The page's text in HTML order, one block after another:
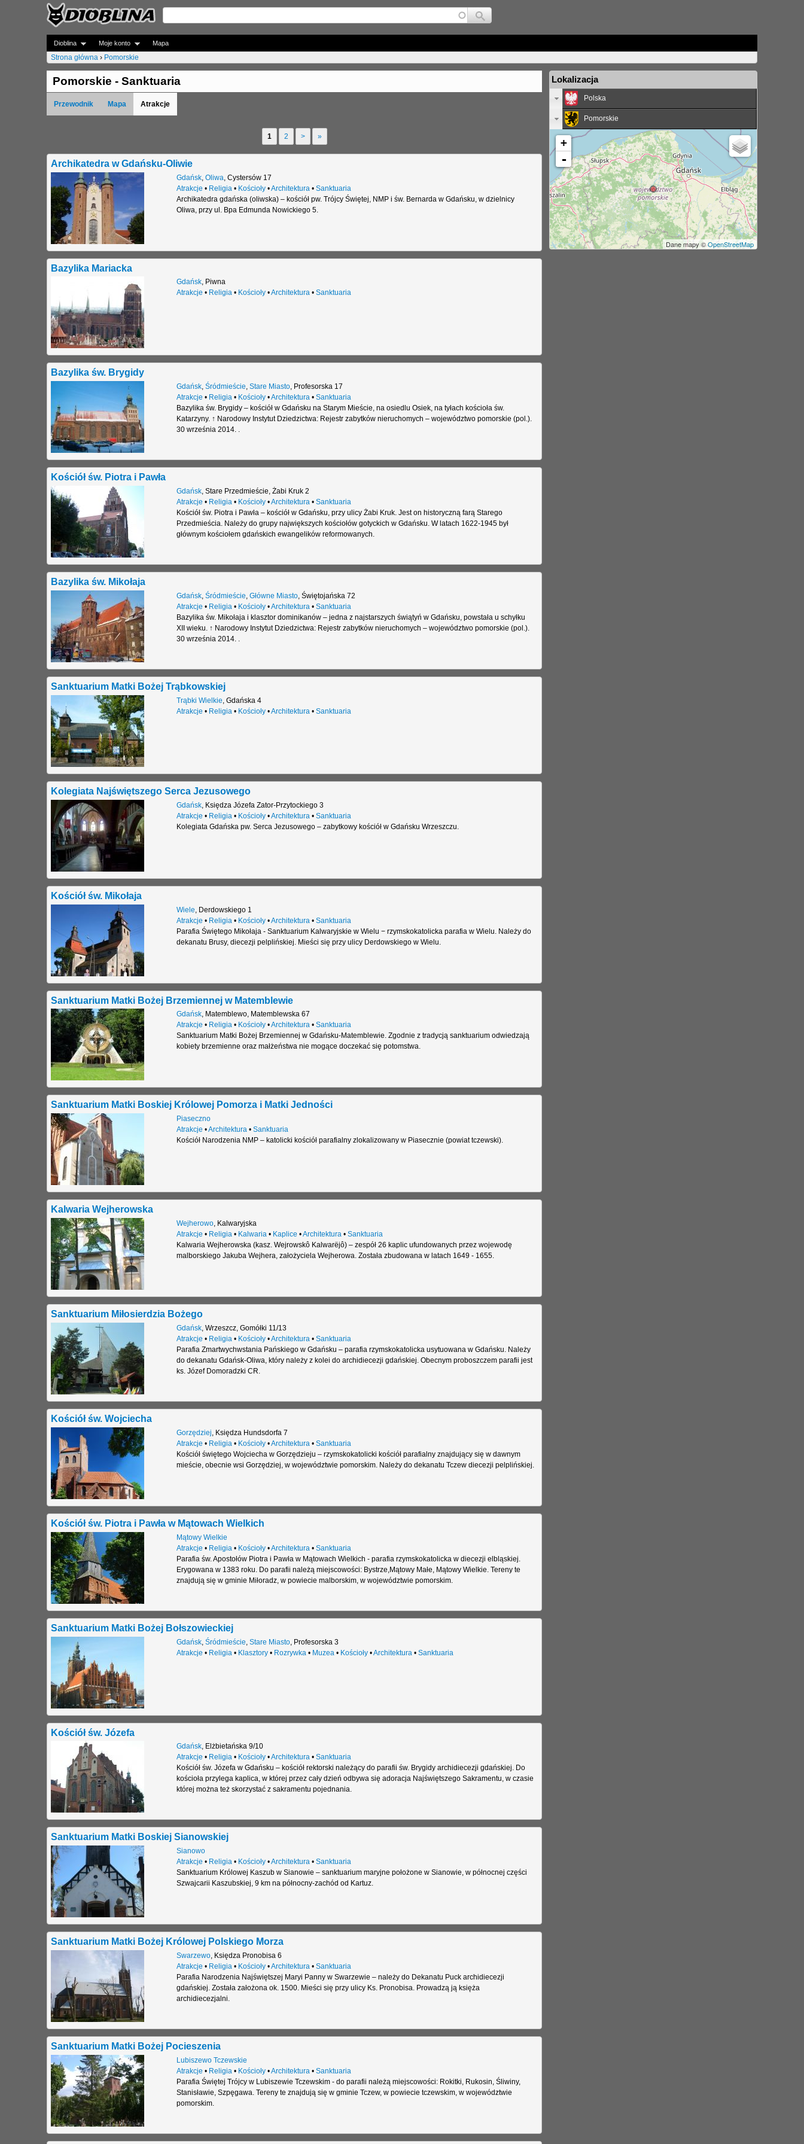
Jump to navigation
Dioblina Moje konto Mapa
J
e
s
ś
t
u
t
a
j
Strona główna › Pomorskie
Pomorskie - Sanktuaria
Przewodnik Mapa Atrakcje
t
o
n
y
1 2 > »
Archikatedra w Gdańsku-Oliwie
Gdańsk, Oliwa Cystersów 17
Atrakcje • Religia • Kościoły•Architektura • Sanktuaria
Archikatedra gdańska (oliwska) – kościół pw. Trójcy Świętej, NMP i św. Bernarda w Gdańsku, w dzielnicy
Oliwa, przy ul. Bpa Edmunda Nowickiego 5.
Bazylika Mariacka
Gdańsk, Piwna
Atrakcje • Religia• Kościoły•Architektura• Sanktuaria
Bazylika św. Brygidy
Gdańsk, Śródmieście, Stare Miasto, Profesorska 17
Atrakcje • Religia• Kościoły•Architektura• Sanktuaria
Bazylika św. Brygidy – kościół w Gdańsku na Starym Mieście, na osiedlu Osiek, na tyłach kościoła św.
Katarzyny. ↑ Narodowy Instytut Dziedzictwa: Rejestr zabytków nieruchomych – województwo pomorskie (pol.).
30 września 2014. .
Kościół św. Piotra i Pawła
Gdańsk, Stare Przedmieście, Żabi Kruk 2
Atrakcje • Religia• Kościoły•Architektura• Sanktuaria
Kościół św. Piotra i Pawła – kościół w Gdańsku, przy ulicy Żabi Kruk. Jest on historyczną farą Starego
Przedmieścia. Należy do grupy największych kościołów gotyckich w Gdańsku. W latach 1622-1945 był
głównym kościołem gdańskich ewangelików reformowanych.
Bazylika św. Mikołaja
Gdańsk, Śródmieście, Główne Miasto, Świętojańska 72
Atrakcje • Religia• Kościoły•Architektura• Sanktuaria
Bazylika św. Mikołaja i klasztor dominikanów – jedna z najstarszych świątyń w Gdańsku, powstała u schyłku
XII wieku. ↑ Narodowy Instytut Dziedzictwa: Rejestr zabytków nieruchomych – województwo pomorskie (pol.).
30 września 2014. .
Sanktuarium Matki Bożej Trąbkowskiej
Trąbki Wielkie, Gdańska 4
Atrakcje • Religia• Kościoły•Architektura• Sanktuaria
Kolegiata Najświętszego Serca Jezusowego
Gdańsk, Księdza Józefa Zator-Przytockiego 3
Atrakcje • Religia • Kościoły•Architektura • Sanktuaria
Kolegiata Gdańska pw. Serca Jezusowego – zabytkowy kościół w Gdańsku Wrzeszczu.
Kościół św. Mikołaja
Wiele Derdowskiego 1
Atrakcje • Religia • Kościoły•Architektura • Sanktuaria
Parafia Świętego Mikołaja - Sanktuarium Kalwaryjskie w Wielu − rzymskokatolicka parafia w Wielu. Należy do
dekanatu Brusy, diecezji pelplińskiej. Mieści się przy ulicy Derdowskiego w Wielu.
Sanktuarium Matki Bożej Brzemiennej w Matemblewie
Gdańsk, Matemblewo, Matemblewska 67
Atrakcje • Religia• Kościoły•Architektura• Sanktuaria
Sanktuarium Matki Bożej Brzemiennej w Gdańsku-Matemblewie. Zgodnie z tradycją sanktuarium odwiedzają
kobiety brzemienne oraz małżeństwa nie mogące doczekać się potomstwa.
Sanktuarium Matki Boskiej Królowej Pomorza i Matki Jedności
Piaseczno
Atrakcje •Architektura• Sanktuaria
Kościół Narodzenia NMP – katolicki kościół parafialny zlokalizowany w Piasecznie (powiat tczewski).
Kalwaria Wejherowska
Wejherowo, Kalwaryjska
Atrakcje • Religia• Kalwaria• Kaplice •Architektura• Sanktuaria
Kalwaria Wejherowska (kasz. Wejrowskô Kalwarëjô) – zespół 26 kaplic ufundowanych przez wojewodę
malborskiego Jakuba Wejhera, założyciela Wejherowa. Została zbudowana w latach 1649 - 1655.
Sanktuarium Miłosierdzia Bożego
Gdańsk, Wrzeszcz, Gomółki 11/13
Atrakcje • Religia• Kościoły•Architektura• Sanktuaria
Parafia Zmartwychwstania Pańskiego w Gdańsku – parafia rzymskokatolicka usytuowana w Gdańsku. Należy
do dekanatu Gdańsk-Oliwa, który należy z kolei do archidiecezji gdańskiej. Obecnym proboszczem parafii jest
ks. Józef Domoradzki CR.
Kościół św. Wojciecha
Gorzędziej, Księdza Hundsdorfa 7
Atrakcje • Religia• Kościoły•Architektura• Sanktuaria
Kościół świętego Wojciecha w Gorzędzieju – rzymskokatolicki kościół parafialny znajdujący się w dawnym
mieście, obecnie wsi Gorzędziej, w województwie pomorskim. Należy do dekanatu Tczew diecezji pelplińskiej.
Kościół św. Piotra i Pawła w Mątowach Wielkich
Mątowy Wielkie
Atrakcje • Religia • Kościoły•Architektura • Sanktuaria
Parafia św. Apostołów Piotra i Pawła w Mątowach Wielkich - parafia rzymskokatolicka w diecezji elbląskiej.
Erygowana w 1383 roku. Do parafii należą miejscowości: Bystrze,Mątowy Małe, Mątowy Wielkie. Tereny te
znajdują się w gminie Miłoradz, w powiecie malborskim, w województwie pomorskim.
Sanktuarium Matki Bożej Bołszowieckiej
Gdańsk, Śródmieście Stare Miasto, Profesorska 3
Atrakcje • Religia • Klasztory• Rozrywka • Muzea • Kościoły•Architektura • Sanktuaria
Kościół św. Józefa
Gdańsk, Elżbietańska 9/10
Atrakcje • Religia• Kościoły•Architektura• Sanktuaria
Kościół św. Józefa w Gdańsku – kościół rektorski należący do parafii św. Brygidy archidiecezji gdańskiej. Do
kościoła przylega kaplica, w której przez cały dzień odbywa się adoracja Najświętszego Sakramentu, w czasie
której można też skorzystać z sakramentu pojednania.
Sanktuarium Matki Boskiej Sianowskiej
Sianowo
Atrakcje • Religia• Kościoły•Architektura• Sanktuaria
Sanktuarium Królowej Kaszub w Sianowie – sanktuarium maryjne położone w Sianowie, w północnej części
Szwajcarii Kaszubskiej, 9 km na północny-zachód od Kartuz.
Sanktuarium Matki Bożej Królowej Polskiego Morza
Swarzewo, Księdza Pronobisa 6
Atrakcje • Religia• Kościoły•Architektura• Sanktuaria
Parafia Narodzenia Najświętszej Maryi Panny w Swarzewie – należy do Dekanatu Puck archidiecezji
gdańskiej. Została założona ok. 1500. Mieści się przy ulicy Ks. Pronobisa. Prowadzą ją księża
archidiecezjalni.
Sanktuarium Matki Bożej Pocieszenia
Lubiszewo Tczewskie
Atrakcje • Religia• Kościoły•Architektura• Sanktuaria
Parafia Świętej Trójcy w Lubiszewie Tczewskim - do parafii należą miejscowości: Rokitki, Rukosin, Śliwiny,
Stanisławie, Szpęgawa. Tereny te znajdują się w gminie Tczew, w powiecie tczewskim, w województwie
pomorskim.
Lokalizacja
Polska
Pomorskie
+
-
Dane mapy ©OpenStreetMap